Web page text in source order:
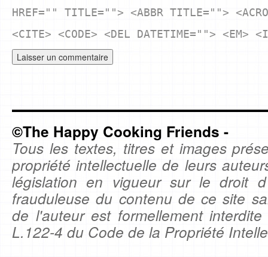
HREF="" TITLE=""> <ABBR TITLE="">
<CITE> <CODE> <DEL DATETIME=""> <EM>
©The Happy Cooking Friends -
Tous les textes, titres et images
propriété intellectuelle de leurs
législation en vigueur sur le droit
frauduleuse du contenu de ce site
de l'auteur est formellement
L.122-4 du Code de la Propriété